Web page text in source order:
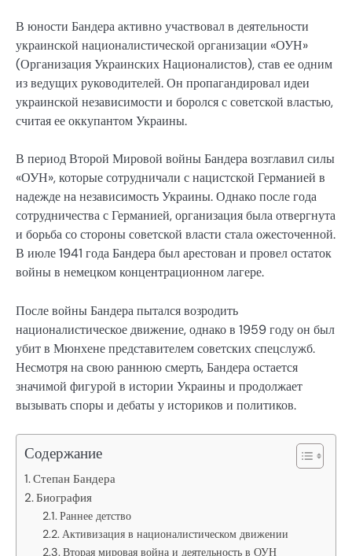
В юности Бандера активно участвовал в деятельности
украинской националистической организации «ОУН»
(Организация Украинских Националистов), став ее одним
из ведущих руководителей. Он пропагандировал идеи
украинской независимости и боролся с советской властью,
считая ее оккупантом Украины.
В период Второй Мировой войны Бандера возглавил силы
«ОУН», которые сотрудничали с нацистской Германией в
надежде на независимость Украины. Однако после года
сотрудничества с Германией, организация была отвергнута
и борьба со стороны советской власти стала ожесточенной.
В июле 1941 года Бандера был арестован и провел остаток
войны в немецком концентрационном лагере.
После войны Бандера пытался возродить
националистическое движение, однако в 1959 году он был
убит в Мюнхене представителем советских спецслужб.
Несмотря на свою раннюю смерть, Бандера остается
значимой фигурой в истории Украины и продолжает
вызывать споры и дебаты у историков и политиков.
Содержание
Степан Бандера
Биография
Раннее детство
Активизация в националистическом движении
Вторая мировая война и деятельность в ОУН